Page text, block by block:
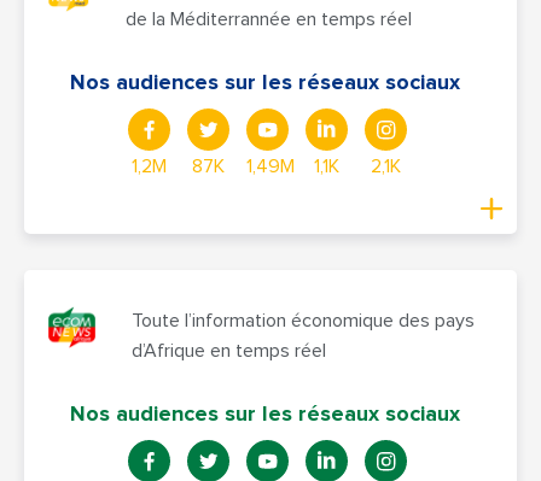
de la Méditerrannée en temps réel
Nos audiences sur les réseaux sociaux
1,2M 87K 1,49M 1,1K 2,1K
Toute l’information économique des pays
d’Afrique en temps réel
Nos audiences sur les réseaux sociaux